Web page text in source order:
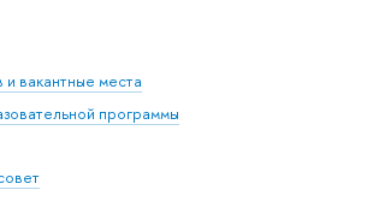
и вакантные места
программы